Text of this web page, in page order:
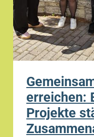
erreichen:
Projekte